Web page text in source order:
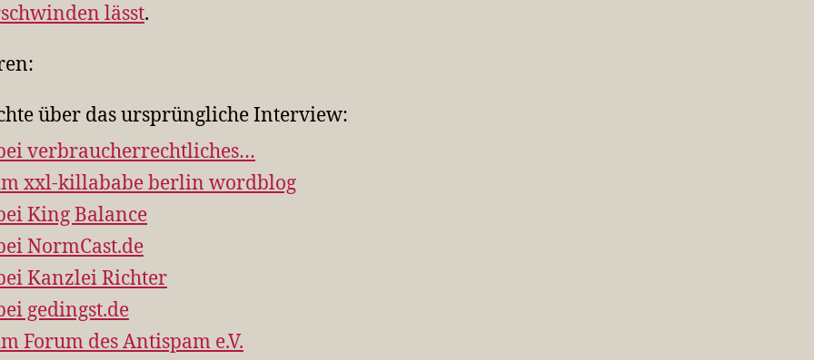
lässt.
über das ursprüngliche Interview:
verbraucherrechtliches…
xxl-killababe berlin wordblog
King Balance
NormCast.de
Kanzlei Richter
gedingst.de
Forum des Antispam e.V.